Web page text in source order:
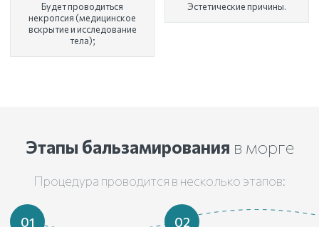
Будет проводиться
некропсия (медицинское
вскрытие и исследование
тела);
Эстетические причины.
Этапы бальзамирования в морге
Процедура проводится в несколько этапов:
01 02